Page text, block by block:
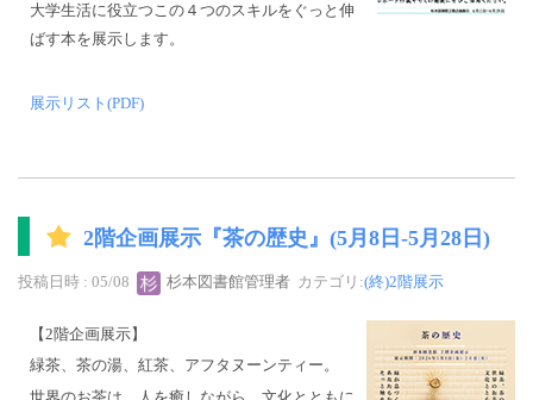
大学生活に役立つこの４つのスキルをぐっと伸
ばす本を展示します。
展示リスト(PDF)
2階企画展示『茶の歴史』(5月8日-5月28日)
投稿日時 : 05/08 杉本図書館管理者 カテゴリ:(終)2階展示
【2階企画展示】
緑茶、茶の湯、紅茶、アフタヌーンティー。